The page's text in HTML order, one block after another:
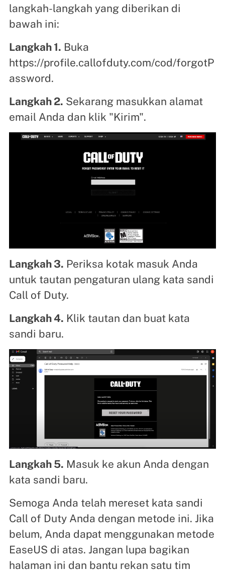
langkah-langkah yang diberikan di
bawah ini:
Langkah 1. Buka
https://profile.callofduty.com/cod/forgotP
assword.
Langkah 2. Sekarang masukkan alamat
email Anda dan klik "Kirim".
Langkah 3. Periksa kotak masuk Anda
untuk tautan pengaturan ulang kata sandi
Call of Duty.
Langkah 4. Klik tautan dan buat kata
sandi baru.
Langkah 5. Masuk ke akun Anda dengan
kata sandi baru.
Semoga Anda telah mereset kata sandi
Call of Duty Anda dengan metode ini. Jika
belum, Anda dapat menggunakan metode
EaseUS di atas. Jangan lupa bagikan
halaman ini dan bantu rekan satu tim